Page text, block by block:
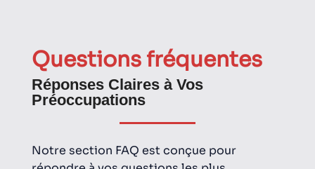
Questions fréquentes
Réponses Claires à Vos
Préoccupations
Notre section FAQ est conçue pour